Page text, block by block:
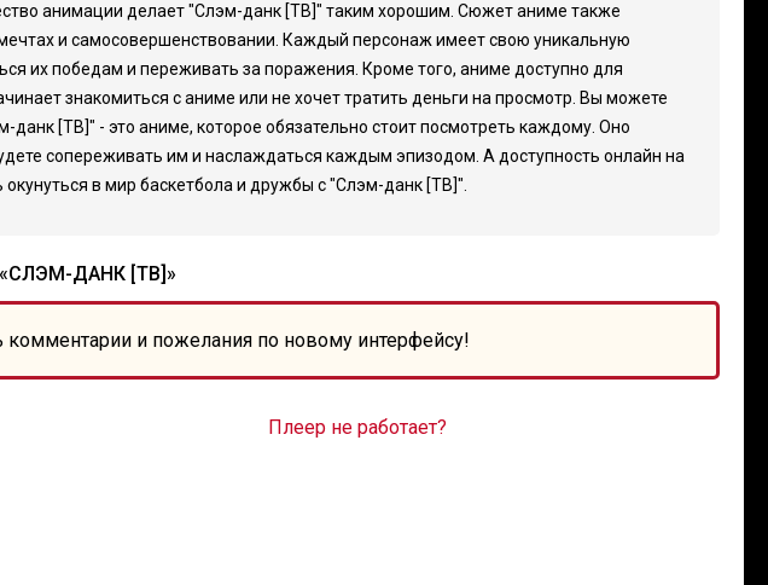
анимации делает "Слэм-данк [ТВ]" таким хорошим. Сюжет аниме также
и самосовершенствовании. Каждый персонаж имеет свою уникальную
их победам и переживать за поражения. Кроме того, аниме доступно для
знакомиться с аниме или не хочет тратить деньги на просмотр. Вы можете
[ТВ]" - это аниме, которое обязательно стоит посмотреть каждому. Оно
сопереживать им и наслаждаться каждым эпизодом. А доступность онлайн на
в мир баскетбола и дружбы с "Слэм-данк [ТВ]".
ДАНК [ТВ]»
комментарии и пожелания по новому интерфейсу!
Плеер не работает?